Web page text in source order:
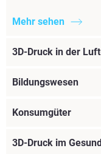
Mehr sehen
3D-Druck in der
Bildungswesen
Konsumgüter
3D-Druck im